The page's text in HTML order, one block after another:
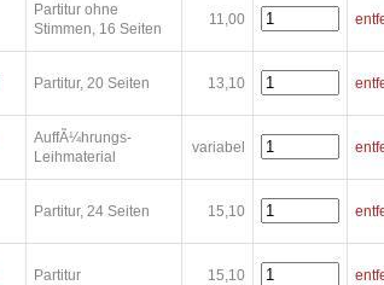
Partitur ohne
Stimmen, 16 Seiten
11,00
Partitur, 20 Seiten 13,10
AuffÃ¼hrungs-
Leihmaterial
variabel
Partitur, 24 Seiten 15,10
Partitur 15,10